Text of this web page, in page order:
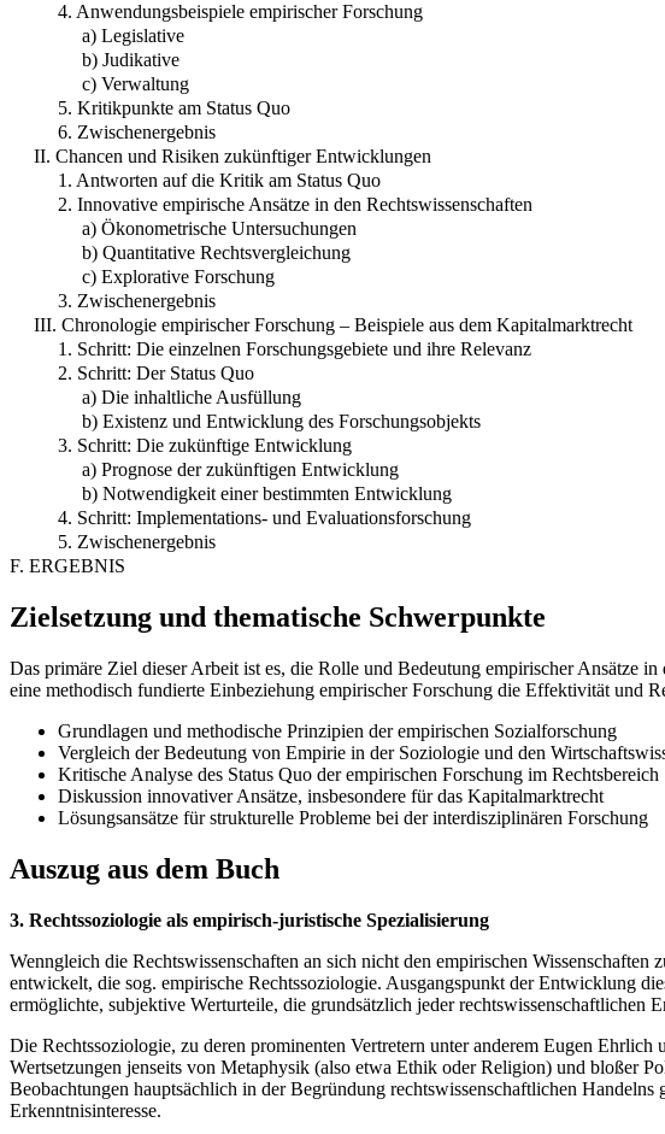
4. Anwendungsbeispiele empirischer Forschung
a) Legislative
b) Judikative
c) Verwaltung
5. Kritikpunkte am Status Quo
6. Zwischenergebnis
II. Chancen und Risiken zukünftiger Entwicklungen
1. Antworten auf die Kritik am Status Quo
2. Innovative empirische Ansätze in den Rechtswissenschaften
a) Ökonometrische Untersuchungen
b) Quantitative Rechtsvergleichung
c) Explorative Forschung
3. Zwischenergebnis
III. Chronologie empirischer Forschung – Beispiele aus dem Kapitalmarktrecht
1. Schritt: Die einzelnen Forschungsgebiete und ihre Relevanz
2. Schritt: Der Status Quo
a) Die inhaltliche Ausfüllung
b) Existenz und Entwicklung des Forschungsobjekts
3. Schritt: Die zukünftige Entwicklung
a) Prognose der zukünftigen Entwicklung
b) Notwendigkeit einer bestimmten Entwicklung
4. Schritt: Implementations- und Evaluationsforschung
5. Zwischenergebnis
F. ERGEBNIS
Zielsetzung und thematische Schwerpunkte
Das primäre Ziel dieser Arbeit ist es, die Rolle und Bedeutung empirischer Ansätze
eine methodisch fundierte Einbeziehung empirischer Forschung die Effektivität und
Grundlagen und methodische Prinzipien der empirischen Sozialforschung
Vergleich der Bedeutung von Empirie in der Soziologie und den
Kritische Analyse des Status Quo der empirischen Forschung im Rechtsbereich
Diskussion innovativer Ansätze, insbesondere für das Kapitalmarktrecht
Lösungsansätze für strukturelle Probleme bei der interdisziplinären Forschung
Auszug aus dem Buch
3. Rechtssoziologie als empirisch-juristische Spezialisierung
Wenngleich die Rechtswissenschaften an sich nicht den empirischen
entwickelt, die sog. empirische Rechtssoziologie. Ausgangspunkt der Entwicklung
ermöglichte, subjektive Werturteile, die grundsätzlich jeder rechtswissenschaftlichen
Die Rechtssoziologie, zu deren prominenten Vertretern unter anderem Eugen
Wertsetzungen jenseits von Metaphysik (also etwa Ethik oder Religion) und bloßer
Beobachtungen hauptsächlich in der Begründung rechtswissenschaftlichen
Erkenntnisinteresse.